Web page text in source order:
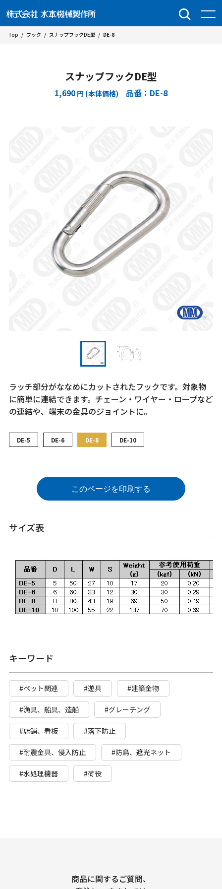
Top / フック / スナップフックDE型 / DE-8
スナップフックDE型
1,690 円 (本体価格) 品番：DE-8
ラッチ部分がななめにカットされたフックです。対象物
に簡単に連結できます。チェーン・ワイヤー・ロープなど
の連結や、端末の金具のジョイントに。
DE-5 DE-6 DE-8 DE-10
このページを印刷する
サイズ表
キーワード
#ペット関連 #遊具 #建築金物
#漁具、船具、造船 #グレーチング
#店舗、看板 #落下防止
#耐震金具、侵入防止 #防鳥、遮光ネット
#水処理機器 #荷役
商品に関するご質問、